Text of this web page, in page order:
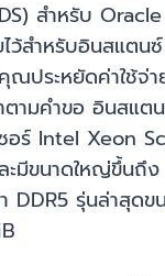
สำหรับ
ไว้สำหรับอินสแตน
ณประหยัดค่าใช้จ่
ตามคำขอ อินสแ
ซอร์ Intel Xeon
ะมีขนาดใหญ่ขึ้นถึ
DDR5 รุ่นล่าสุดข